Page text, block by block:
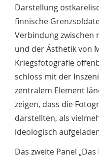
Darstellung
finnische
Verbindung zwischen
und der Ästhetik von
Kriegsfotografie
schloss mit der
zentralem Element
zeigen, dass die
darstellten, als
ideologisch
Das zweite Panel